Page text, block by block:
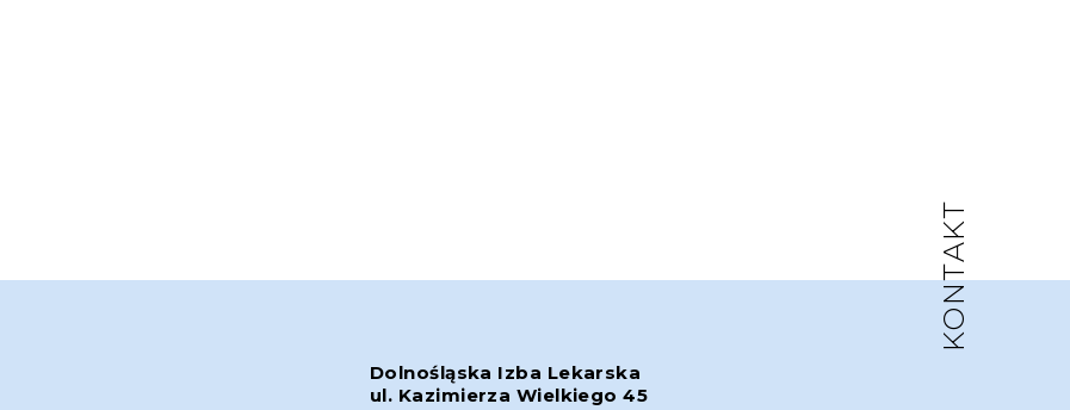
KONTAKT
Dolnośląska Izba Lekarska
ul. Kazimierza Wielkiego 45